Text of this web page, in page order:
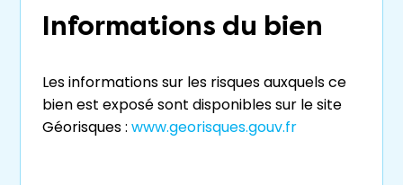
Informations du bien
Les informations sur les risques auxquels ce
bien est exposé sont disponibles sur le site
Géorisques : www.georisques.gouv.fr